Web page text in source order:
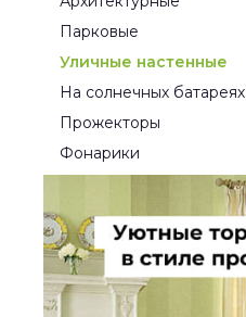
Парковые
Уличные настенные
На солнечных батареях
Прожекторы
Фонарики